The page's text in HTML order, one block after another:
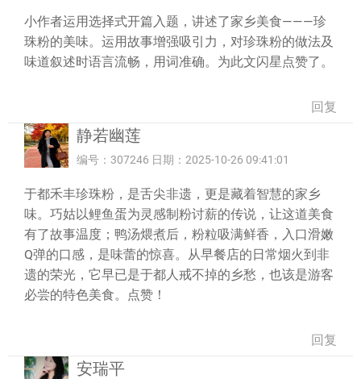
小作者运用选择式开篇入题，讲述了家乡美食———珍
珠粉的美味。运用故事增强吸引力，对珍珠粉的做法及
味道叙述时语言流畅，用词准确。为此文闪星点赞了。
回复
静若幽莲
编号：307246 日期：2025-10-26 09:41:01
于都禾丰珍珠粉，是舌尖非遗，更是藏着智慧的家乡
味。巧姑以鲤鱼蛋为灵感制粉讨薪的传说，让这道美食
有了故事温度；鸭汤煨煮后，粉粒吸满鲜香，入口滑嫩
Q弹的口感，是味蕾的惊喜。从早餐店的日常烟火到非
遗的荣光，它早已是于都人戒不掉的乡愁，也该是游客
必尝的特色美食。点赞！
回复
安瑞平